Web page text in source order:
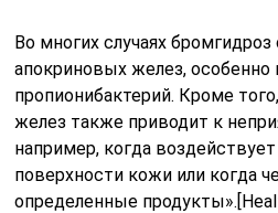
Во многих случаях
апокриновых желез, особенно
пропионибактерий. Кроме
желез также приводит к
например, когда
поверхности кожи или когда
определенные